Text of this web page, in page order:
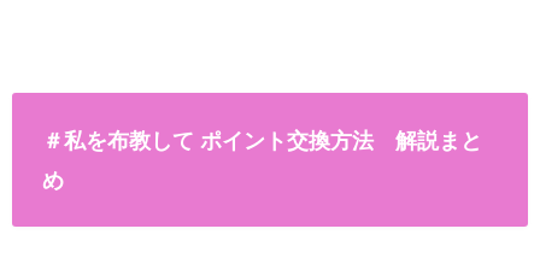
＃私を布教して ポイント交換方法 解説まと
め